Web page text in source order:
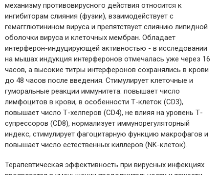
механизму противовирусного действия относится к
ингибиторам слияния (фузии), взаимодействует с
гемагглютинином вируса и препятствует слиянию липидной
оболочки вируса и клеточных мембран. Обладает
интерферон-индуцирующей активностью - в исследовании
на мышах индукция интерферонов отмечалась уже через 16
часов, а высокие титры интерферонов сохранялись в крови
до 48 часов после введения. Стимулирует клеточные и
гуморальные реакции иммунитета: повышает число
лимфоцитов в крови, в особенности Т-клеток (CD3),
повышает число Т-хелперов (CD4), не влияя на уровень Т-
супрессоров (CD8), нормализует иммунорегуляторный
индекс, стимулирует фагоцитарную функцию макрофагов и
повышает число естественных киллеров (NK-клеток).
Терапевтическая эффективность при вирусных инфекциях